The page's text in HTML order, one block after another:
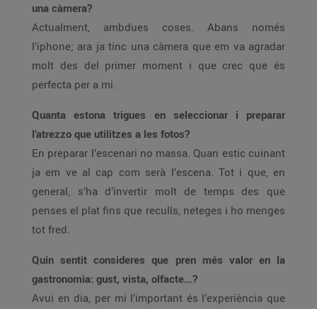
una càmera?
Actualment, ambdues coses. Abans només
l’iphone; ara ja tinc una càmera que em va agradar
molt des del primer moment i que crec que és
perfecta per a mi.
Quanta estona trigues en seleccionar i preparar
l’atrezzo que utilitzes a les fotos?
En preparar l’escenari no massa. Quan estic cuinant
ja em ve al cap com serà l’escena. Tot i que, en
general, s’ha d’invertir molt de temps des que
penses el plat fins que reculls, neteges i ho menges
tot fred.
Quin sentit consideres que pren més valor en la
gastronomia: gust, vista, olfacte...?
Avui en dia, per mi l’important és l’experiència que